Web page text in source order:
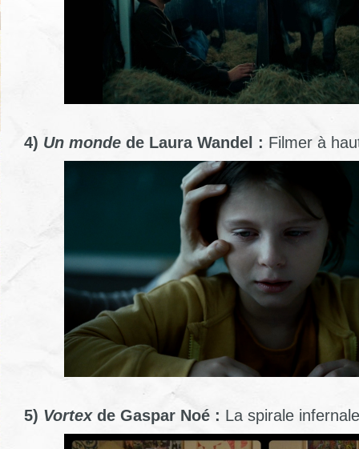
4) Un monde de Laura Wandel : Filmer à
5) Vortexde Gaspar Noé : La spirale infernale